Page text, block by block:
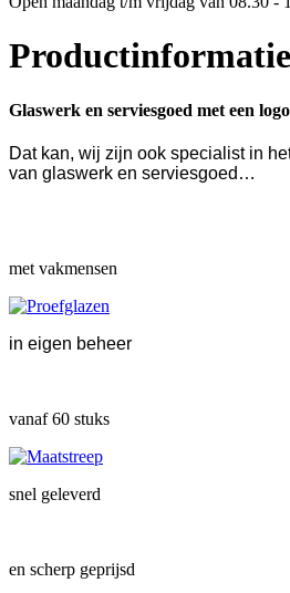
Productinformatie
Glaswerk en serviesgoed met een
Dat kan, wij zijn ook specialist in
van glaswerk en serviesgoed…
met vakmensen
in eigen beheer
vanaf 60 stuks
snel geleverd
en scherp geprijsd